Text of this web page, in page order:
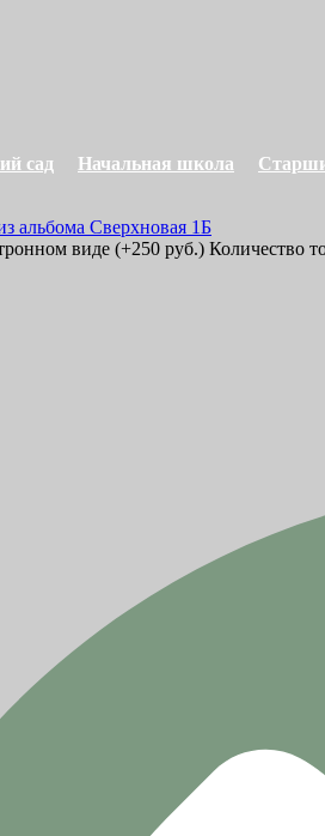
сад Начальная школа
альбома Сверхновая 1Б
виде (+250 руб.) Количество